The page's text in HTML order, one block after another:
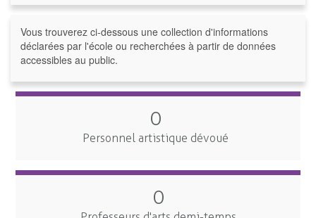
Vous trouverez ci-dessous une collection d'informations
déclarées par l'école ou recherchées à partir de données
accessibles au public.
0
Personnel artistique dévoué
0